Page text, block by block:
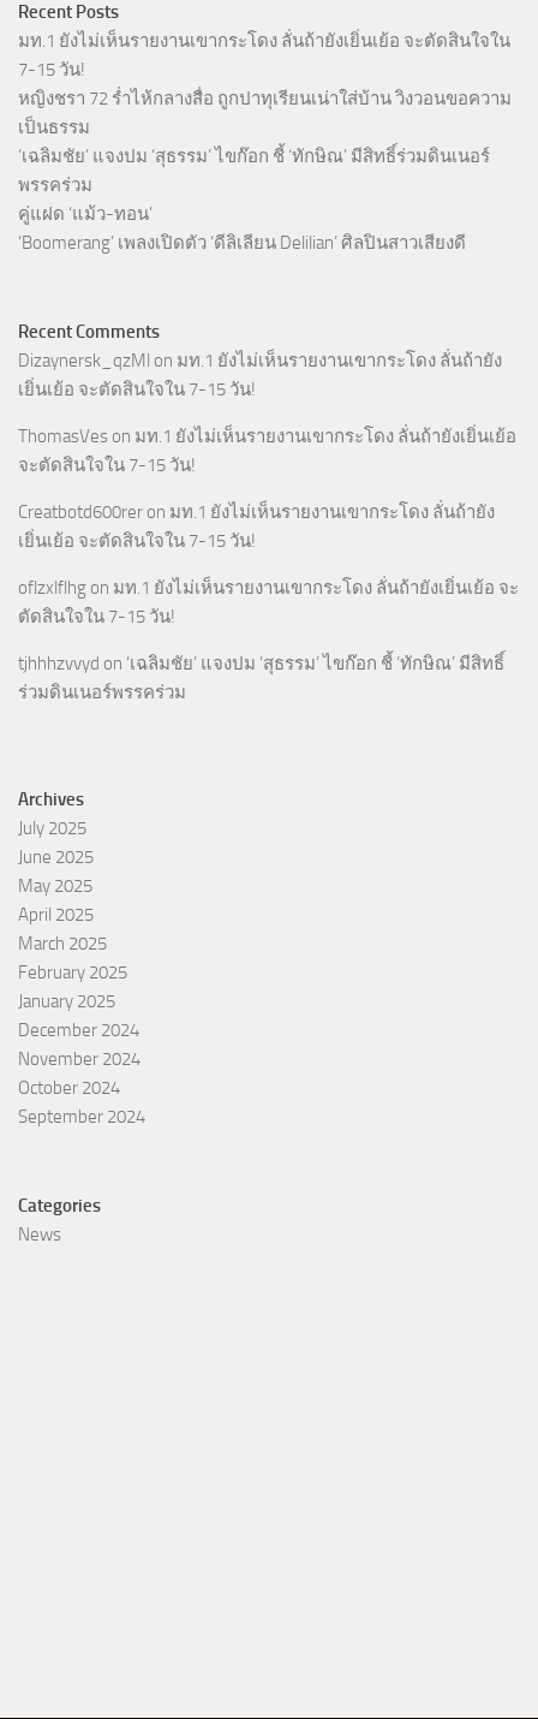
Recent Posts
มท.1 ยังไม่เห็นรายงานเขากระโดง ลั่นถ้ายังเยิ่นเย้อ จะตัดสินใจใน
7-15 วัน!
หญิงชรา 72 ร่ำไห้กลางสื่อ ถูกปาทุเรียนเน่าใส่บ้าน วิงวอนขอความ
เป็นธรรม
‘เฉลิมชัย’ แจงปม ‘สุธรรม’ ไขก๊อก ชี้ ‘ทักษิณ’ มีสิทธิ์ร่วมดินเนอร์
พรรคร่วม
คู่แฝด ‘แม้ว-ทอน’
‘Boomerang’ เพลงเปิดตัว ‘ดีลิเลียน Delilian’ ศิลปินสาวเสียงดี
Recent Comments
Dizaynersk_qzMl on มท.1 ยังไม่เห็นรายงานเขากระโดง ลั่นถ้ายัง
เยิ่นเย้อ จะตัดสินใจใน 7-15 วัน!
ThomasVes on มท.1 ยังไม่เห็นรายงานเขากระโดง ลั่นถ้ายังเยิ่นเย้อ
จะตัดสินใจใน 7-15 วัน!
Creatbotd600rer on มท.1 ยังไม่เห็นรายงานเขากระโดง ลั่นถ้ายัง
เยิ่นเย้อ จะตัดสินใจใน 7-15 วัน!
oflzxlflhg on มท.1 ยังไม่เห็นรายงานเขากระโดง ลั่นถ้ายังเยิ่นเย้อ จะ
ตัดสินใจใน 7-15 วัน!
tjhhhzvvyd on ‘เฉลิมชัย’ แจงปม ‘สุธรรม’ ไขก๊อก ชี้ ‘ทักษิณ’ มีสิทธิ์
ร่วมดินเนอร์พรรคร่วม
Archives
July 2025
June 2025
May 2025
April 2025
March 2025
February 2025
January 2025
December 2024
November 2024
October 2024
September 2024
Categories
News